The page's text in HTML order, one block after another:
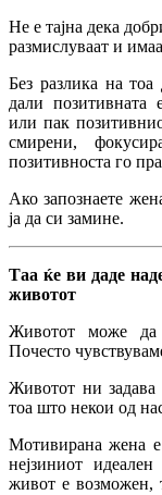
Не е тајна дека
размислуваат и
Без разлика на тоа
дали позитивната
или пак
смирени,
позитивноста го
Ако запознаете
ја да си замине.
Таа ќе ви даде
животот
Животот може да
Почесто
Животот ни задава
тоа што некои од
Мотивирана жена е
нејзиниот
живот е возможен,